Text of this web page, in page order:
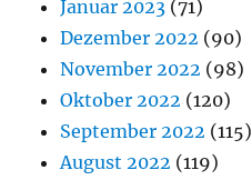
Januar 2023 (71)
Dezember 2022 (90)
November 2022 (98)
Oktober 2022 (120)
September 2022 (115)
August 2022 (119)